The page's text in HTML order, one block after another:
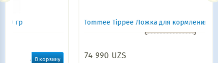
Tommee Tippee Ложка для кормления Smushee 4 м
74 990UZS